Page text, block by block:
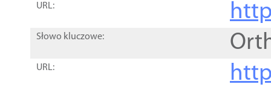
URL:
Słowo kluczowe:
URL: